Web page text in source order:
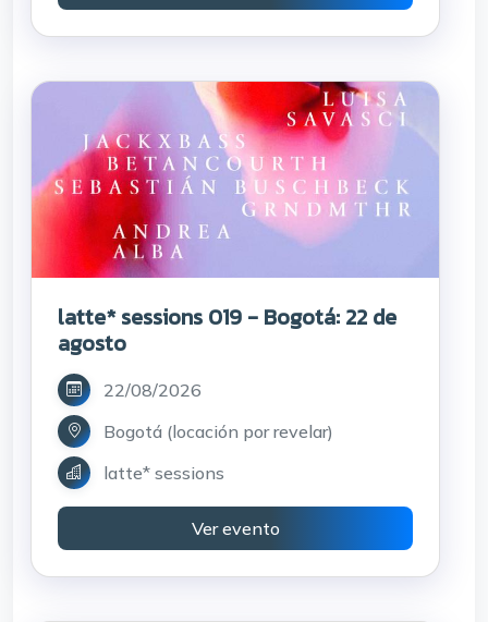
latte* sessions 019 - Bogotá: 22 de
agosto
22/08/2026
Bogotá (locación por revelar)
latte* sessions
Ver evento